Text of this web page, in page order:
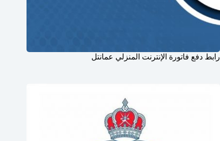
رابط دفع فاتورة الإنترنت المنزلي عمانتل